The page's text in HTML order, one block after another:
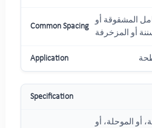
المشقوقة أو
أو المزخرفة
أو الموحلة، أو